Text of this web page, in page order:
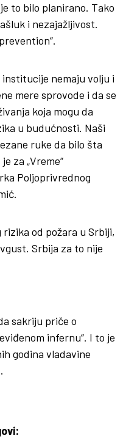
to bilo planirano. Tako
i nezajažljivost.
institucije nemaju volju i
mere sprovode i da se
koja mogu da
u budućnosti. Naši
ruke da bilo šta
za „Vreme“
Poljoprivrednog
rizika od požara u Srbiji,
Srbija za to nije
sakriju priče o
infernu“. I to je
godina vladavine